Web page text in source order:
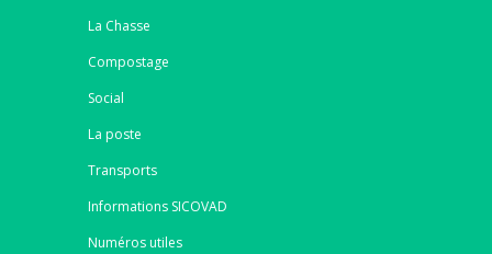
La Chasse
Compostage
Social
La poste
Transports
Informations SICOVAD
Numéros utiles